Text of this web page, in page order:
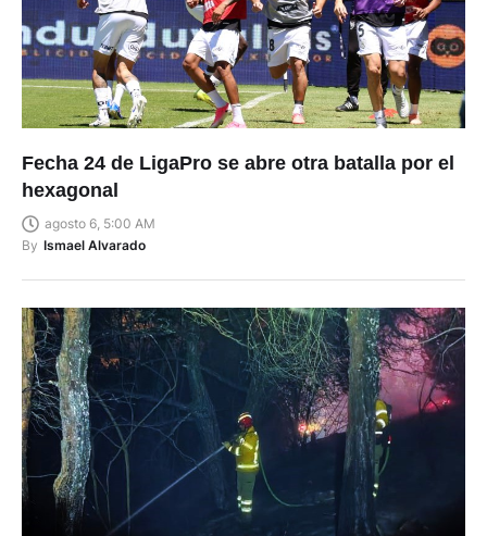
Fecha 24 de LigaPro se abre otra batalla por el
hexagonal
agosto 6, 5:00 AM
By Ismael Alvarado